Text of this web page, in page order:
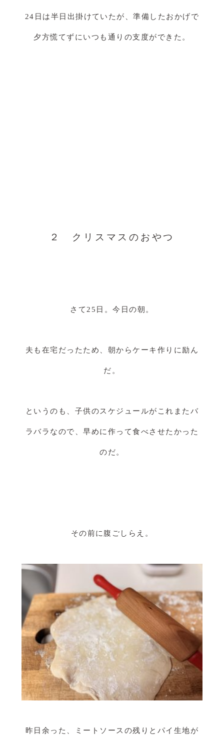
24日は半日出掛けていたが、準備したおかげで
夕方慌てずにいつも通りの支度ができた。
２ クリスマスのおやつ
さて25日。今日の朝。
夫も在宅だったため、朝からケーキ作りに励ん
だ。
というのも、子供のスケジュールがこれまたバ
ラバラなので、早めに作って食べさせたかった
のだ。
その前に腹ごしらえ。
昨日余った、ミートソースの残りとパイ生地が